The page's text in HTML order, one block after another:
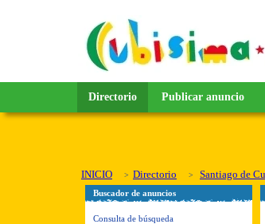
Directorio Publicar anuncio
INICIO Directorio Santiago de
Buscador de anuncios
Consulta de búsqueda